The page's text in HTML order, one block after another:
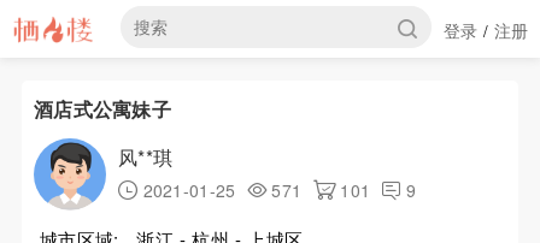
登录 / 注册
酒店式公寓妹子
风**琪
2021-01-25 571 101 9